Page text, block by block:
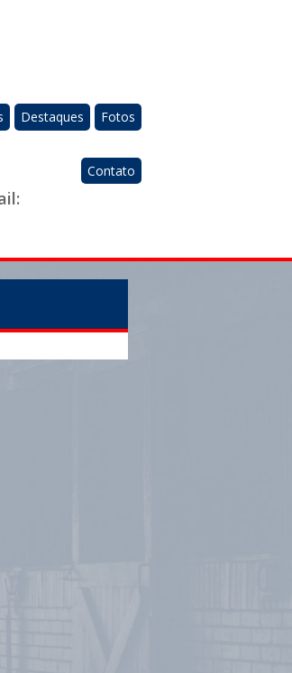
Destaques Fotos
Contato